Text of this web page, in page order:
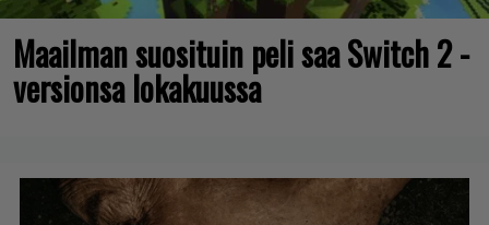
Maailman suosituin peli saa Switch 2 -
versionsa lokakuussa